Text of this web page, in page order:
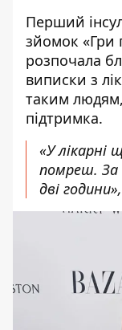
Перший
зйомок «Гри
розпочала
виписки з
таким
підтримка.
«У
помреш. За
дві